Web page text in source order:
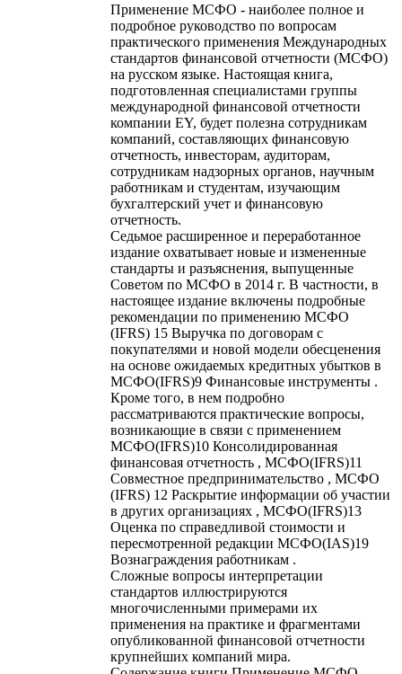
Применение МСФО - наиболее полное и
подробное руководство по вопросам
практического применения Международных
стандартов финансовой отчетности (МСФО)
на русском языке. Настоящая книга,
подготовленная специалистами группы
международной финансовой отчетности
компании EY, будет полезна сотрудникам
компаний, составляющих финансовую
отчетность, инвесторам, аудиторам,
сотрудникам надзорных органов, научным
работникам и студентам, изучающим
бухгалтерский учет и финансовую
отчетность.
Седьмое расширенное и переработанное
издание охватывает новые и измененные
стандарты и разъяснения, выпущенные
Советом по МСФО в 2014 г. В частности, в
настоящее издание включены подробные
рекомендации по применению МСФО
(IFRS) 15 Выручка по договорам с
покупателями и новой модели обесценения
на основе ожидаемых кредитных убытков в
МСФО(IFRS)9 Финансовые инструменты .
Кроме того, в нем подробно
рассматриваются практические вопросы,
возникающие в связи с применением
МСФО(IFRS)10 Консолидированная
финансовая отчетность , МСФО(IFRS)11
Совместное предпринимательство , МСФО
(IFRS) 12 Раскрытие информации об участии
в других организациях , МСФО(IFRS)13
Оценка по справедливой стоимости и
пересмотренной редакции МСФО(IAS)19
Вознаграждения работникам .
Сложные вопросы интерпретации
стандартов иллюстрируются
многочисленными примерами их
применения на практике и фрагментами
опубликованной финансовой отчетности
крупнейших компаний мира.